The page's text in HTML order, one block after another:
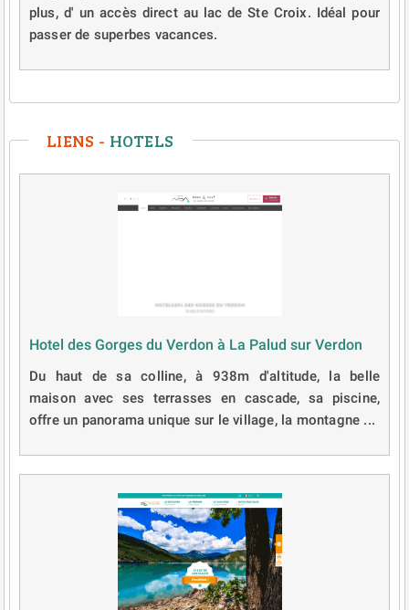
plus, d' un accès direct au lac de Ste Croix. Idéal pour
passer de superbes vacances.
LIENS - HOTELS
Hotel des Gorges du Verdon à La Palud sur Verdon
Du haut de sa colline, à 938m d'altitude, la belle
maison avec ses terrasses en cascade, sa piscine,
offre un panorama unique sur le village, la montagne ...